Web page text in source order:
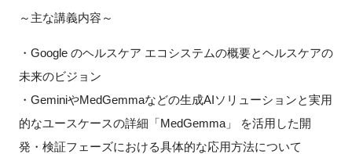
FAQ
イベントお知らせメール登録
～主な講義内容～
・Google のヘルスケア エコシステムの概要とヘルスケアの
未来のビジョン
・GeminiやMedGemmaなどの生成AIソリューションと実用
的なユースケースの詳細「MedGemma」 を活用した開
発・検証フェーズにおける具体的な応用方法について